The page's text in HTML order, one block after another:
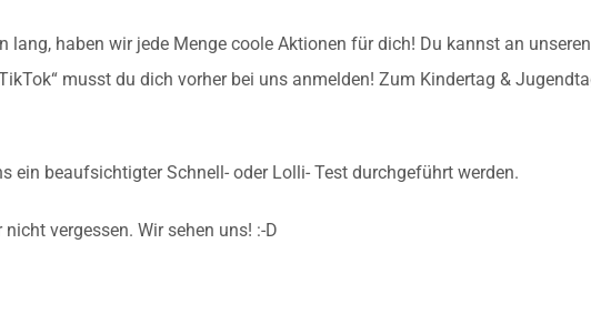
lang, haben wir jede Menge coole Aktionen für dich! Du kannst an
musst du dich vorher bei uns anmelden! Zum Kindertag &
ein beaufsichtigter Schnell- oder Lolli- Test durchgeführt werden.
vergessen. Wir sehen uns! :-D